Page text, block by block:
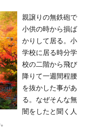
親譲りの無鉄砲で
小供の時から損ば
かりして居る。小
学校に居る時分学
校の二階から飛び
降りて一週間程腰
を抜かした事があ
る。なぜそんな無
闇をしたと聞く人